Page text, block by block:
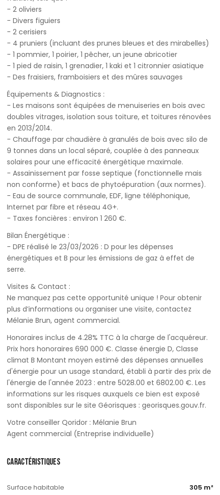
- 2 oliviers
- Divers figuiers
- 2 cerisiers
- 4 pruniers (incluant des prunes bleues et des mirabelles)
- 1 pommier, 1 poirier, 1 pêcher, un jeune abricotier
- 1 pied de raisin, 1 grenadier, 1 kaki et 1 citronnier asiatique
- Des fraisiers, framboisiers et des mûres sauvages
Équipements & Diagnostics :
- Les maisons sont équipées de menuiseries en bois avec
doubles vitrages, isolation sous toiture, et toitures rénovées
en 2013/2014.
- Chauffage par chaudière à granulés de bois avec silo de
9 tonnes dans un local séparé, couplée à des panneaux
solaires pour une efficacité énergétique maximale.
- Assainissement par fosse septique (fonctionnelle mais
non conforme) et bacs de phytoépuration (aux normes).
- Eau de source communale, EDF, ligne téléphonique,
Internet par fibre et réseau 4G+.
- Taxes foncières : environ 1 260 €.
Bilan Énergétique :
- DPE réalisé le 23/03/2026 : D pour les dépenses
énergétiques et B pour les émissions de gaz à effet de
serre.
Visites & Contact :
Ne manquez pas cette opportunité unique ! Pour obtenir
plus d’informations ou organiser une visite, contactez
Mélanie Brun, agent commercial.
Honoraires inclus de 4.28% TTC à la charge de l'acquéreur.
Prix hors honoraires 690 000 €. Classe énergie D, Classe
climat B Montant moyen estimé des dépenses annuelles
d'énergie pour un usage standard, établi à partir des prix de
l'énergie de l'année 2023 : entre 5028.00 et 6802.00 €. Les
informations sur les risques auxquels ce bien est exposé
sont disponibles sur le site Géorisques : georisques.gouv.fr.
Votre conseiller Qoridor : Mélanie Brun
Agent commercial (Entreprise individuelle)
CARACTÉRISTIQUES
Surface habitable 305 m²